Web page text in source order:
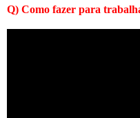
Q) Como fazer para